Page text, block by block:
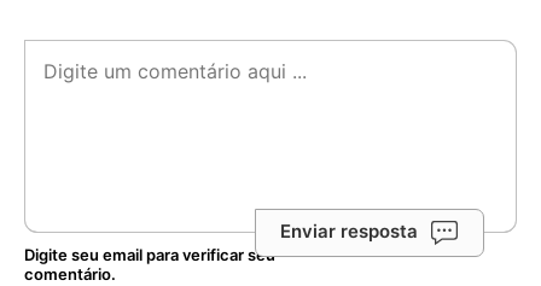
Enviar resposta
Digite seu email para verificar seu
comentário.